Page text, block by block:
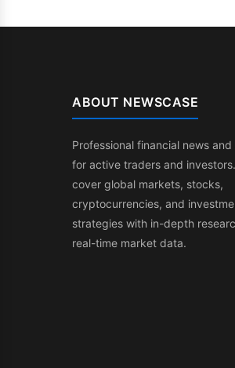
ABOUT NEWSCASE
Professional financial news and
for active traders and
cover global markets, stocks,
cryptocurrencies, and
strategies with in-depth
real-time market data.